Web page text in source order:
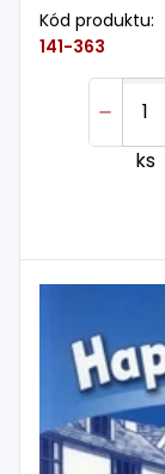
Kód produktu:
141-363
ks